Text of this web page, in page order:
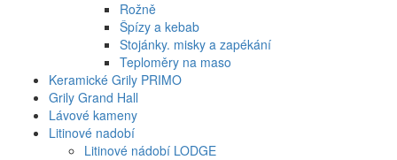
Rožně
Špízy a kebab
Stojánky. misky a zapékání
Teploměry na maso
Keramické Grily PRIMO
Grily Grand Hall
Lávové kameny
Litinové nadobí
Litinové nádobí LODGE